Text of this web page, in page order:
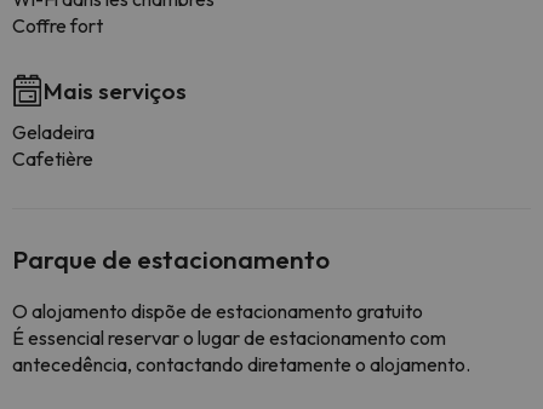
Coffre fort
Mais serviços
Geladeira
Cafetière
Parque de estacionamento
O alojamento dispõe de estacionamento gratuito
É essencial reservar o lugar de estacionamento com
antecedência, contactando diretamente o alojamento.